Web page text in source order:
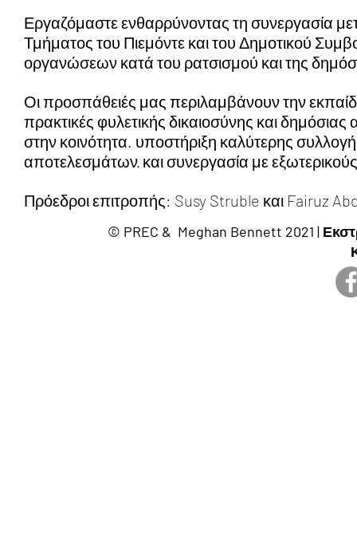
Εργαζόμαστε ενθαρρύνοντας τη συνεργασία
Τμήματος του Πιεμόντε και του Δημοτικού
οργανώσεων κατά του ρατσισμού και της
Οι προσπάθειές μας περιλαμβάνουν την
πρακτικές φυλετικής δικαιοσύνης και δημόσιας
στην κοινότητα. υποστήριξη καλύτερης
αποτελεσμάτων· και συνεργασία με
Πρόεδροι επιτροπής: Susy Struble και Fairuz
© PREC & Meghan Bennett 2021 |